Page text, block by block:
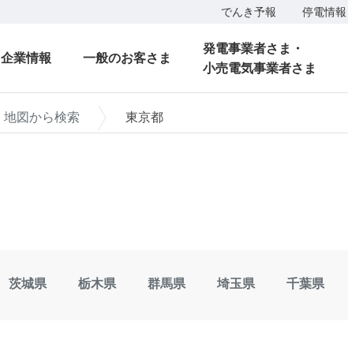
でんき予報 停電情報
企業情報 一般のお客さま
発電事業者さま・
小売電気事業者さま
地図から検索 東京都
茨城県 栃木県 群馬県 埼玉県 千葉県